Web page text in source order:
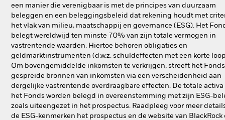
een manier die verenigbaar is met de principes van duurzaam
beleggen en een beleggingsbeleid dat rekening houdt met
het vlak van milieu, maatschappij en governance (ESG). Het
belegt wereldwijd ten minste 70% van zijn totale vermogen in
vastrentende waarden. Hiertoe behoren obligaties en
geldmarktinstrumenten (d.w.z. schuldeffecten met een korte
Om bovengemiddelde inkomsten te verkrijgen, streeft het
gespreide bronnen van inkomsten via een verscheidenheid aan
dergelijke vastrentende overdraagbare effecten. De totale activa
het Fonds worden belegd in overeenstemming met zijn ESG-
zoals uiteengezet in het prospectus. Raadpleeg voor meer
de ESG-kenmerken het prospectus en de website van BlackRock